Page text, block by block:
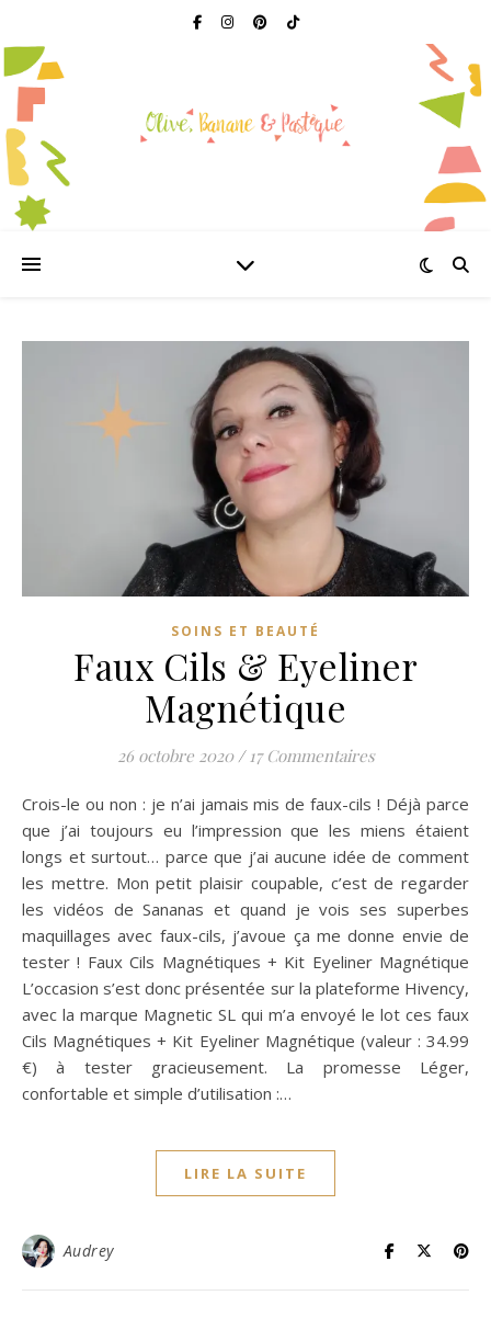
SOINS ET BEAUTÉ
Faux Cils & Eyeliner
Magnétique
26 octobre 2020 / 17 Commentaires
Crois-le ou non : je n’ai jamais mis de faux-cils ! Déjà parce
que j’ai toujours eu l’impression que les miens étaient
longs et surtout… parce que j’ai aucune idée de comment
les mettre. Mon petit plaisir coupable, c’est de regarder
les vidéos de Sananas et quand je vois ses superbes
maquillages avec faux-cils, j’avoue ça me donne envie de
tester ! Faux Cils Magnétiques + Kit Eyeliner Magnétique
L’occasion s’est donc présentée sur la plateforme Hivency,
avec la marque Magnetic SL qui m’a envoyé le lot ces faux
Cils Magnétiques + Kit Eyeliner Magnétique (valeur : 34.99
€) à tester gracieusement. La promesse Léger,
confortable et simple d’utilisation :…
LIRE LA SUITE
Audrey